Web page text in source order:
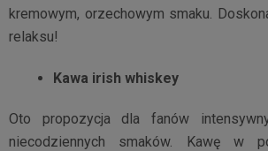
kremowym, orzechowym smaku.
relaksu!
Kawa irish whiskey
Oto propozycja dla fanów
niecodziennych smaków. Kawę w